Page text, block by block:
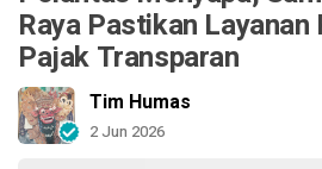
Raya Pastikan Layanan
Pajak Transparan
Tim Humas
2 Jun 2026